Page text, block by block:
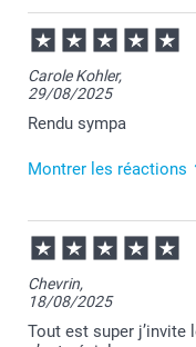
05/06/2026
07:37
Merci pour
vos
Apprendre
belle des
Je vous
Cordialement,
Carole Kohler,
29/08/2025
Rendu sympa
Montrer les réactions
29/08/2025
14:15
Merci Carole :-)
Je suis ravie
attentes :-)
Chevrin,
18/08/2025
Tout est super